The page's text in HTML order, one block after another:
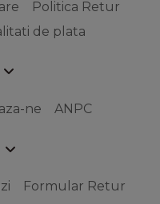
Politica Retur
de plata
ne ANPC
Formular Retur